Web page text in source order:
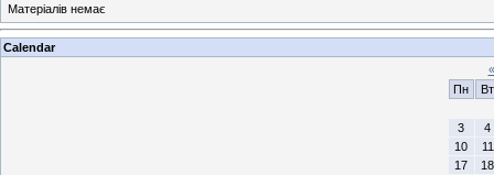
Матеріалів немає
Calendar
«
Пн
Вт
3
4
10
11
17
18